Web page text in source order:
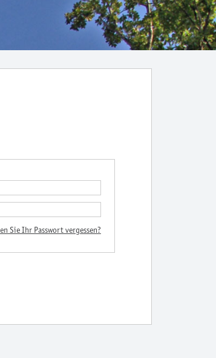
Sie Ihr Passwort vergessen?